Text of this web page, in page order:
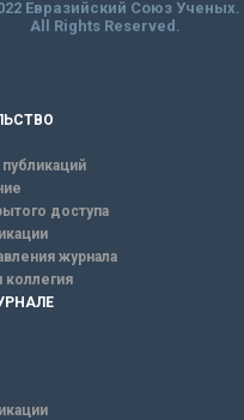
Евразийский Союз Ученых.
All Rights Reserved.
доступа
журнала
коллегия